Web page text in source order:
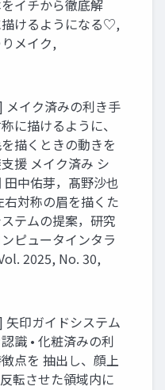
イチから徹底解
けるようになる♡,
メイク,
メイク済みの利き手
に描けるように、
描くときの動きを
援 メイク済み シ
中佑芽，髙野沙也
対称の眉を描くた
テムの提案，研究
ピュータインタラ
2025, No. 30,
印ガイドシステム
識 • 化粧済みの利
点を 抽出し、顔上
転させた領域内に